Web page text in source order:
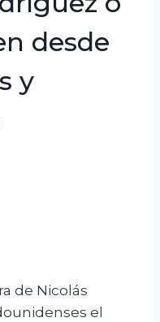
desde
y
de Nicolás
el